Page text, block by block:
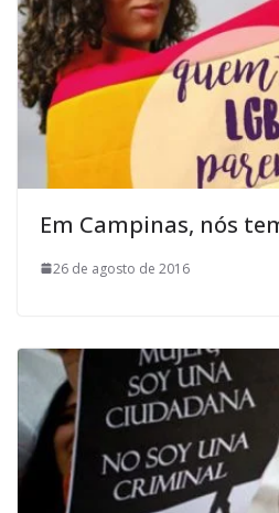
Em Campinas, nós
26 de agosto de 2016